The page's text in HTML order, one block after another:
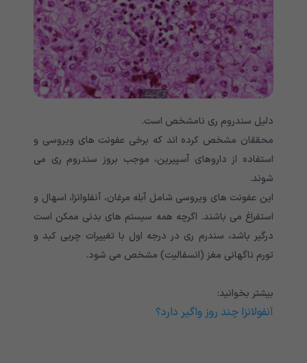
دلیل سندروم ری نامشخص است.
محققان مشخص کرده اند که برخی عفونت های ویروسی و
استفاده از داروهای آسپیرین، موجب بروز سندروم ری می
شوند.
این عفونت های ویروسی شامل آبله مرغان، آنفلوانزا، اسهال و
استفراغ می باشند. اگرچه همه سیستم های بدنی ممکن است
درگیر باشد، سندرم ری در درجه اول با تغییرات چربی کبد و
تورم ناگهانی مغز (انسفالیت) مشخص می شود.
بیشتر بخوانید:
آنفولانزا چند روز واگیر دارد؟